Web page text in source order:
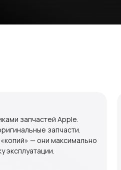
запчастей Apple.
запчасти.
— они максимально
эксплуатации.